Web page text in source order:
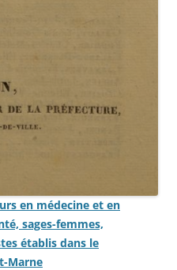
en médecine et en
sages-femmes,
établis dans le
Marne